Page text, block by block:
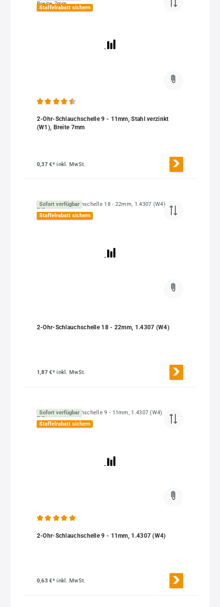
Staffelrabatt sichern
2-Ohr-Schlauchschelle 9 - 11mm, Stahl verzinkt
(W1), Breite 7mm
0,37 €*inkl. MwSt.
Sofort verfügbar
Staffelrabatt sichern
2-Ohr-Schlauchschelle 18 - 22mm, 1.4307 (W4)
1,87 €*inkl. MwSt.
Sofort verfügbar
Staffelrabatt sichern
2-Ohr-Schlauchschelle 9 - 11mm, 1.4307 (W4)
0,63 €*inkl. MwSt.